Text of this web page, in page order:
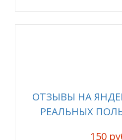
ОТЗЫВЫ НА
РЕАЛЬНЫХ
150